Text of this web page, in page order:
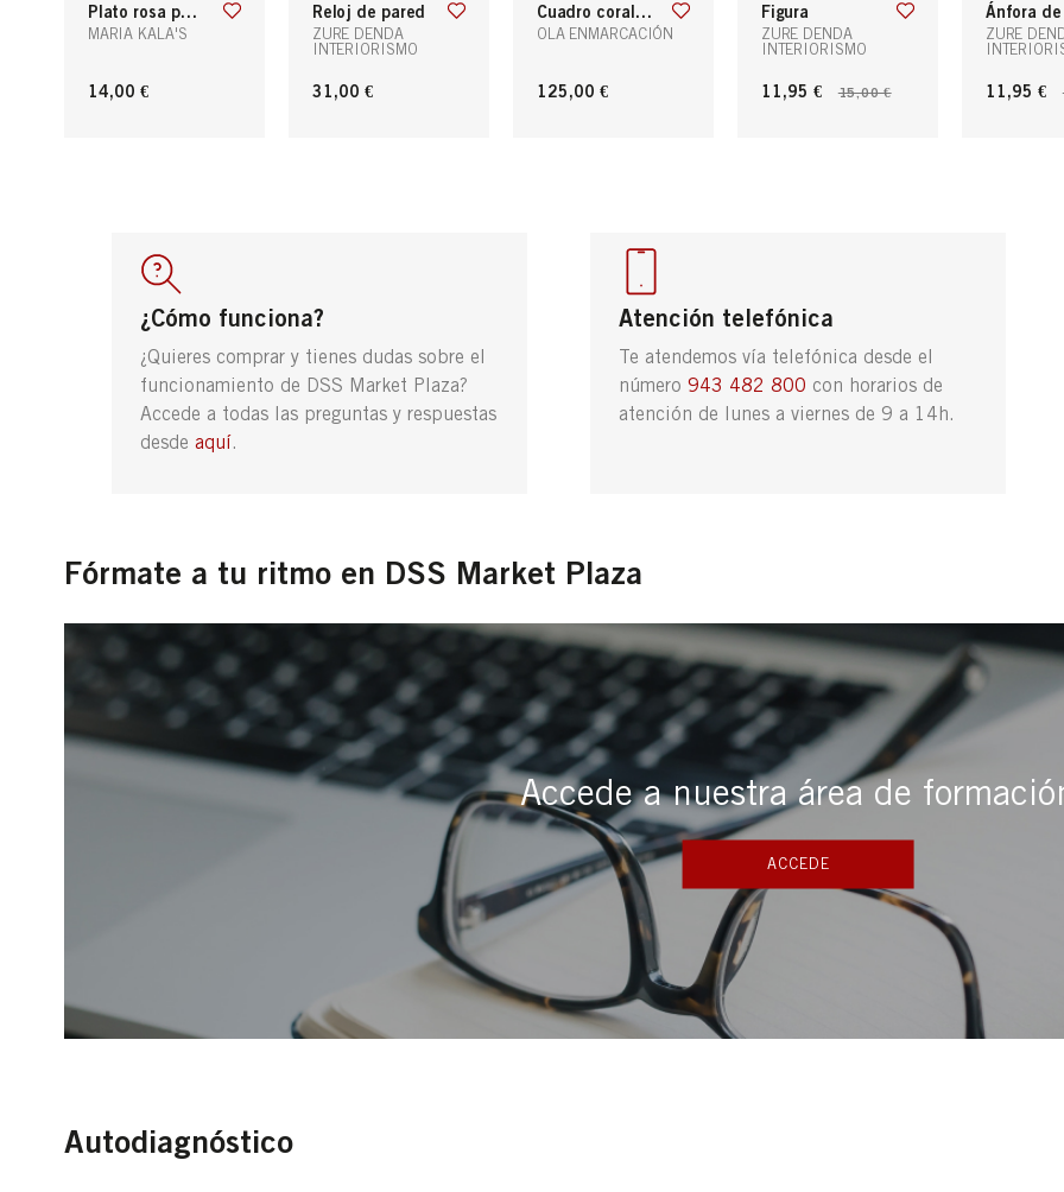
plato rosa para taza de café expresso de la colección de rose garden
MARIA KALA'S
14,00 €
reloj de pared
ZURE DENDA
INTERIORISMO
31,00 €
cuadro coral/algas rojas 1
OLA ENMARCACIÓN
125,00 €
figura
ZURE DENDA
INTERIORISMO
11,95 € 15,00 €
ánfora de metal cuello
ZURE
11,95 €
¿Cómo funciona?
¿Quieres comprar y tienes dudas sobre el
funcionamiento de DSS Market Plaza?
Accede a todas las preguntas y respuestas
desde aquí .
Atención telefónica
Te atendemos vía telefónica desde el
número 943 482 800 con horarios de
atención de lunes a viernes de 9 a 14h.
Fórmate a tu ritmo en DSS Market Plaza
Accede a nuestra área de
ACCEDE
Autodiagnóstico